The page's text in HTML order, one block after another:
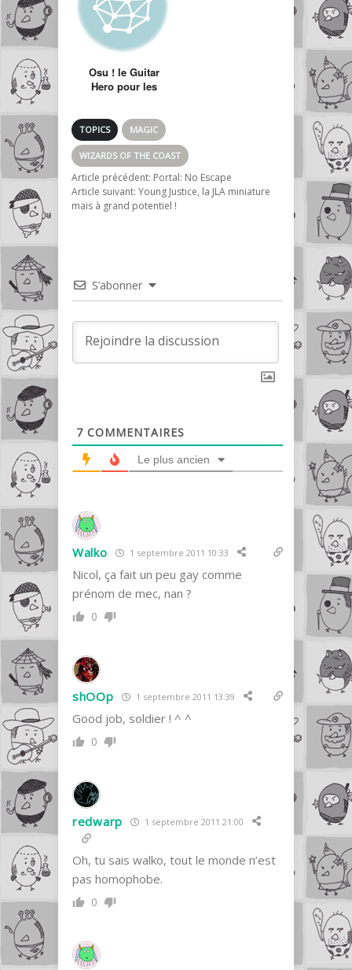
Osu ! le Guitar
Hero pour les
TOPICS MAGIC
WIZARDS OF THE COAST
Article précédent: Portal: No Escape
Article suivant: Young Justice, la JLA miniature
mais à grand potentiel !
S’abonner
7 COMMENTAIRES
Le plus ancien
Walko 1 septembre 2011 10:33
Nicol, ça fait un peu gay comme
prénom de mec, nan ?
0
shOOp 1 septembre 2011 13:39
Good job, soldier ! ^ ^
0
redwarp 1 septembre 2011 21:00
Oh, tu sais walko, tout le monde n’est
pas homophobe.
0